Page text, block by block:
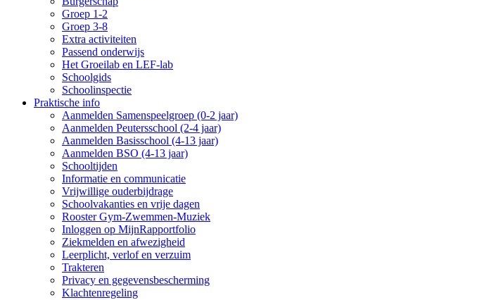
Groep 1-2
Groep 3-8
Extra activiteiten
Passend onderwijs
Het Groeilab en LEF-lab
Schoolgids
Schoolinspectie
Praktische info
Aanmelden Samenspeelgroep (0-2 jaar)
Aanmelden Peutersschool (2-4 jaar)
Aanmelden Basisschool (4-13 jaar)
Aanmelden BSO (4-13 jaar)
Schooltijden
Informatie en communicatie
Vrijwillige ouderbijdrage
Schoolvakanties en vrije dagen
Rooster Gym-Zwemmen-Muziek
Inloggen op MijnRapportfolio
Ziekmelden en afwezigheid
Leerplicht, verlof en verzuim
Trakteren
Privacy en gegevensbescherming
Klachtenregeling